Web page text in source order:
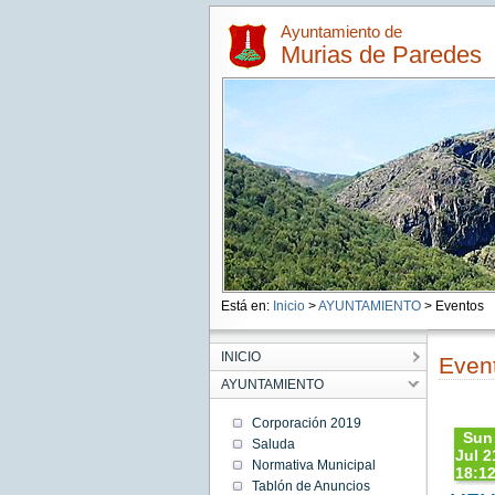
Ayuntamiento de
Murias de Paredes
Está en: Inicio >AYUNTAMIENTO> Eventos
INICIO
AYUNTAMIENTO
Corporación 2019
Saluda
Normativa Municipal
Tablón de Anuncios
Sun
Jul
CEST